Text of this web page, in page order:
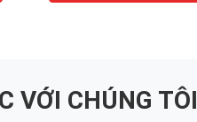
VỚI CHÚNG TÔI